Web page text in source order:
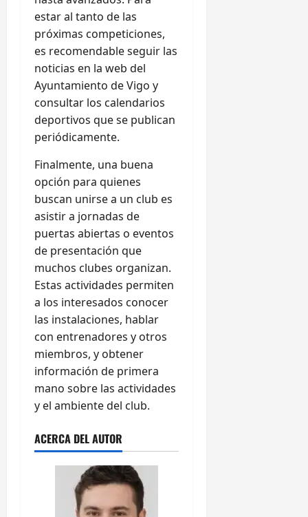
estar al tanto de las
próximas competiciones,
es recomendable seguir las
noticias en la web del
Ayuntamiento de Vigo y
consultar los calendarios
deportivos que se publican
periódicamente.
Finalmente, una buena
opción para quienes
buscan unirse a un club es
asistir a jornadas de
puertas abiertas o eventos
de presentación que
muchos clubes organizan.
Estas actividades permiten
a los interesados conocer
las instalaciones, hablar
con entrenadores y otros
miembros, y obtener
información de primera
mano sobre las actividades
y el ambiente del club.
ACERCA DEL AUTOR